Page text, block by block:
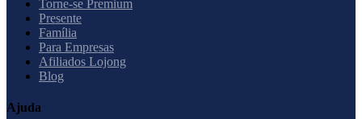
Torne-se Premium
Presente
Família
Para Empresas
Afiliados Lojong
Blog
Ajuda